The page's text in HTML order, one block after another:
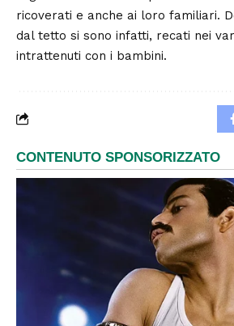
ricoverati e anche ai loro familiari.
dal tetto si sono infatti, recati nei
intrattenuti con i bambini.